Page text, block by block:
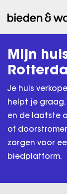
Mijn
Je huis
helpt je graag.
en de laatste
of
zorgen voor
biedplatform.